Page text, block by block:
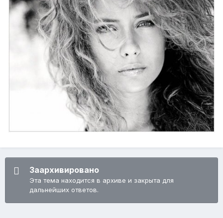
Заархивировано
Эта тема находится в архиве и закрыта для
дальнейших ответов.